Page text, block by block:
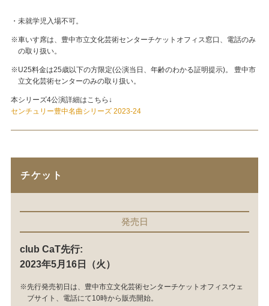
・未就学児入場不可。
※車いす席は、豊中市立文化芸術センターチケットオフィス窓口、電話のみ
の取り扱い。
※U25料金は25歳以下の方限定(公演当日、年齢のわかる証明提示)。 豊中市
立文化芸術センターのみの取り扱い。
本シリーズ4公演詳細はこちら↓
センチュリー豊中名曲シリーズ 2023-24
チケット
発売日
club CaT先行:
2023年5月16日（火）
※先行発売初日は、豊中市立文化芸術センターチケットオフィスウェ
ブサイト、電話にて10時から販売開始。